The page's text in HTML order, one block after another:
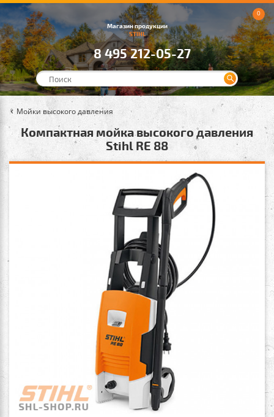
Магазин продукции
STIHL
8 495 212-05-27
0
Мойки высокого давления
Компактная мойка высокого давления
Stihl RE 88